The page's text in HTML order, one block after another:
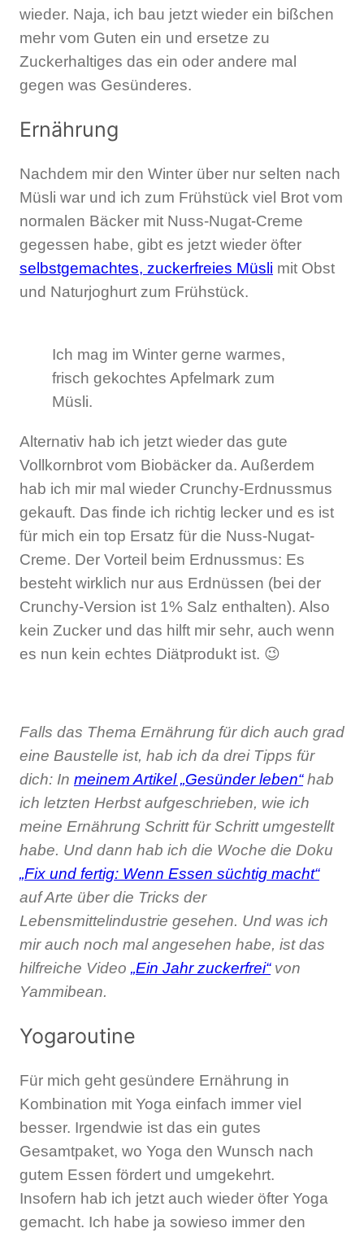
wieder. Naja, ich bau jetzt wieder ein bißchen
mehr vom Guten ein und ersetze zu
Zuckerhaltiges das ein oder andere mal
gegen was Gesünderes.
Ernährung
Nachdem mir den Winter über nur selten nach
Müsli war und ich zum Frühstück viel Brot vom
normalen Bäcker mit Nuss-Nugat-Creme
gegessen habe, gibt es jetzt wieder öfter
selbstgemachtes, zuckerfreies Müsli mit Obst
und Naturjoghurt zum Frühstück.
Ich mag im Winter gerne warmes,
frisch gekochtes Apfelmark zum
Müsli.
Alternativ hab ich jetzt wieder das gute
Vollkornbrot vom Biobäcker da. Außerdem
hab ich mir mal wieder Crunchy-Erdnussmus
gekauft. Das finde ich richtig lecker und es ist
für mich ein top Ersatz für die Nuss-Nugat-
Creme. Der Vorteil beim Erdnussmus: Es
besteht wirklich nur aus Erdnüssen (bei der
Crunchy-Version ist 1% Salz enthalten). Also
kein Zucker und das hilft mir sehr, auch wenn
es nun kein echtes Diätprodukt ist. 😉
Falls das Thema Ernährung für dich auch grad
eine Baustelle ist, hab ich da drei Tipps für
dich: In meinem Artikel „Gesünder leben“hab
ich letzten Herbst aufgeschrieben, wie ich
meine Ernährung Schritt für Schritt umgestellt
habe. Und dann hab ich die Woche die Doku
„Fix und fertig: Wenn Essen süchtig macht“
auf Arte über die Tricks der
Lebensmittelindustrie gesehen. Und was ich
mir auch noch mal angesehen habe, ist das
hilfreiche Video „Ein Jahr zuckerfrei“von
Yammibean.
Yogaroutine
Für mich geht gesündere Ernährung in
Kombination mit Yoga einfach immer viel
besser. Irgendwie ist das ein gutes
Gesamtpaket, wo Yoga den Wunsch nach
gutem Essen fördert und umgekehrt.
Insofern hab ich jetzt auch wieder öfter Yoga
gemacht. Ich habe ja sowieso immer den